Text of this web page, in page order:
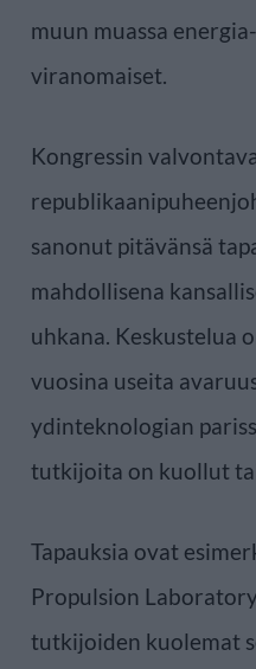
muun muassa
viranomaiset.
Kongressin
sanonut pitävänsä
mahdollisena
uhkana. Keskustelua
vuosina useita
ydinteknologian
tutkijoita on kuollut
Tapauksia ovat
Propulsion
tutkijoiden kuolemat